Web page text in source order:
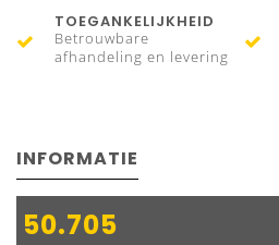
TOEGANKELIJKHEID
Betrouwbare
afhandeling en levering
INFORMATIE
50.705